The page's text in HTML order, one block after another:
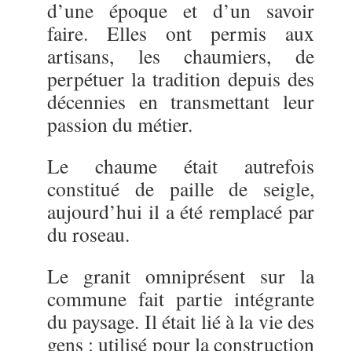
d’une époque et d’un savoir
faire. Elles ont permis aux
artisans, les chaumiers, de
perpétuer la tradition depuis des
décennies en transmettant leur
passion du métier.
Le chaume était autrefois
constitué de paille de seigle,
aujourd’hui il a été remplacé par
du roseau.
Le granit omniprésent sur la
commune fait partie intégrante
du paysage. Il était lié à la vie des
gens : utilisé pour la construction